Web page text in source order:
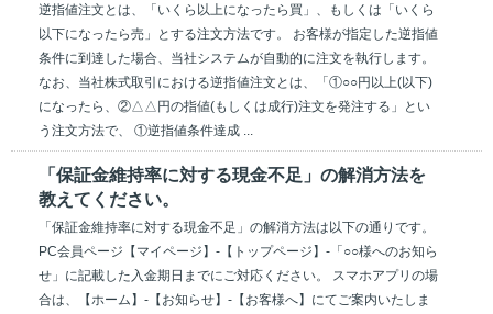
逆指値注文とは、「いくら以上になったら買」、もしくは「いくら
以下になったら売」とする注文方法です。 お客様が指定した逆指値
条件に到達した場合、当社システムが自動的に注文を執行します。
なお、当社株式取引における逆指値注文とは、「①○○円以上(以下)
になったら、②△△円の指値(もしくは成行)注文を発注する」とい
う注文方法で、 ①逆指値条件達成 ...
「保証金維持率に対する現金不足」の解消方法を
教えてください。
「保証金維持率に対する現金不足」の解消方法は以下の通りです。
PC会員ページ【マイページ】-【トップページ】-「○○様へのお知ら
せ」に記載した入金期日までにご対応ください。 スマホアプリの場
合は、【ホーム】-【お知らせ】-【お客様へ】にてご案内いたしま